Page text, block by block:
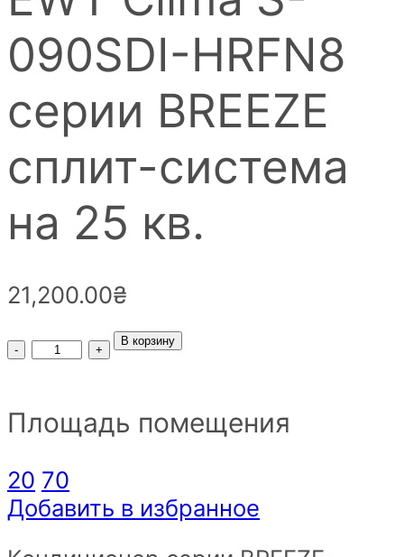
090SDI-HRFN8
серии BREEZE
сплит-система
на 25 кв.
21,200.00₴
Кондиционер
S-
090SDI-
В корзину
Площадь помещения
20 70
Добавить в избранное